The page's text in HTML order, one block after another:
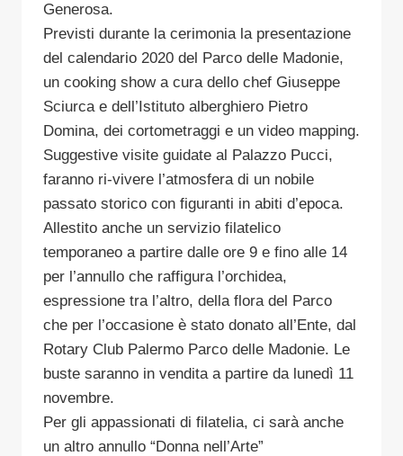
Generosa.
Previsti durante la cerimonia la presentazione
del calendario 2020 del Parco delle Madonie,
un cooking show a cura dello chef Giuseppe
Sciurca e dell’Istituto alberghiero Pietro
Domina, dei cortometraggi e un video mapping.
Suggestive visite guidate al Palazzo Pucci,
faranno ri-vivere l’atmosfera di un nobile
passato storico con figuranti in abiti d’epoca.
Allestito anche un servizio filatelico
temporaneo a partire dalle ore 9 e fino alle 14
per l’annullo che raffigura l’orchidea,
espressione tra l’altro, della flora del Parco
che per l’occasione è stato donato all’Ente, dal
Rotary Club Palermo Parco delle Madonie. Le
buste saranno in vendita a partire da lunedì 11
novembre.
Per gli appassionati di filatelia, ci sarà anche
un altro annullo “Donna nell’Arte”